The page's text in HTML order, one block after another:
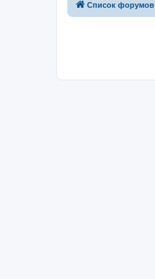
Список форумов